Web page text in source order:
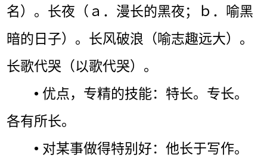
名）。长夜（ａ．漫长的黑夜；ｂ．喻黑
暗的日子）。长风破浪（喻志趣远大）。
长歌代哭（以歌代哭）。
• 优点，专精的技能：特长。专长。
各有所长。
• 对某事做得特别好：他长于写作。